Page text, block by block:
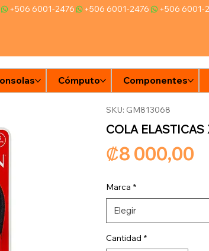
Cómputo Componentes
SKU: GM813068
COLA ELASTICAS
₡8 000,00
Marca *
Elegir
Cantidad *